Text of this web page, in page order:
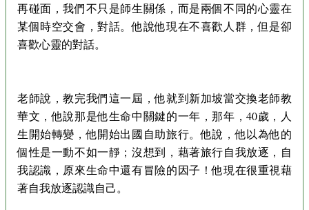
再碰面，我們不只是師生關係，而是兩個不同的心靈在
某個時空交會，對話。他說他現在不喜歡人群，但是卻
喜歡心靈的對話。
老師說，教完我們這一屆，他就到新加坡當交換老師教
華文，他說那是他生命中關鍵的一年，那年，40歲，人
生開始轉變，他開始出國自助旅行。他說，他以為他的
個性是一動不如一靜；沒想到，藉著旅行自我放逐，自
我認識，原來生命中還有冒險的因子！他現在很重視藉
著自我放逐認識自己。